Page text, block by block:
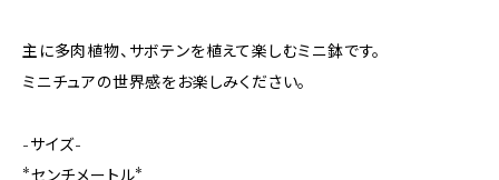
主に多肉植物、サボテンを植えて楽しむミニ鉢です。
ミニチュアの世界感をお楽しみください。
-サイズ-
*センチメートル*